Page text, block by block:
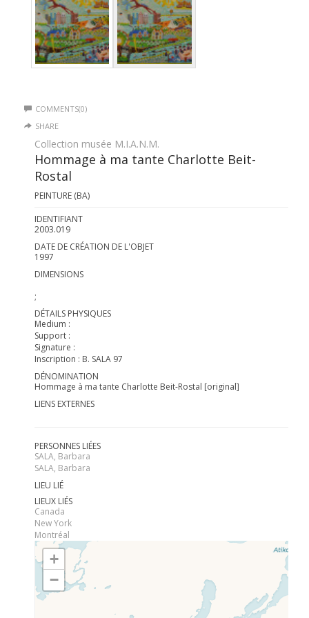
COMMENTS(0)
SHARE
Collection musée M.I.A.N.M.
Hommage à ma tante Charlotte Beit-
Rostal
PEINTURE (BA)
IDENTIFIANT
2003.019
DATE DE CRÉATION DE L'OBJET
1997
DIMENSIONS
;
DÉTAILS PHYSIQUES
Medium :
Support :
Signature :
Inscription : B. SALA 97
DÉNOMINATION
Hommage à ma tante Charlotte Beit-Rostal [original]
LIENS EXTERNES
PERSONNES LIÉES
SALA, Barbara
SALA, Barbara
LIEU LIÉ
LIEUX LIÉS
Canada
New York
Montréal
+
−